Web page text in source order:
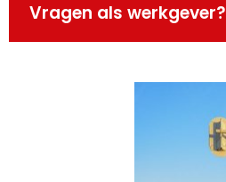
Vragen als werkgever?